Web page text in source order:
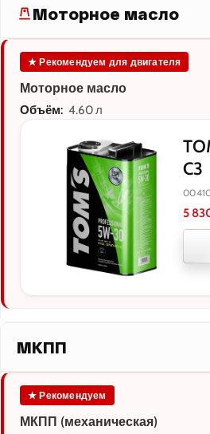
Моторное масло
★ Рекомендуем для двигателя
Моторное масло
Объём: 4.60 л
C3
5
МКПП
★ Рекомендуем
МКПП (механическая)